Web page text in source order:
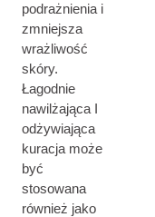
podrażnienia i
zmniejsza
wrażliwość
skóry.
Łagodnie
nawilżająca I
odżywiająca
kuracja może
być
stosowana
również jako